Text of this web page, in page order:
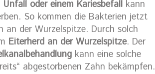
Unfall oder einem Kariesbefall kann
So kommen die Bakterien jetzt
an der Wurzelspitze. Durch solch
Eiterherd an der Wurzelspitze. Der
kann eine solche
abgestorbenen Zahn bekämpfen.